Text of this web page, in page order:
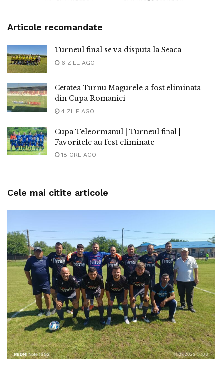
Articole recomandate
Turneul final se va disputa la Seaca
6 ZILE AGO
Cetatea Turnu Magurele a fost eliminata
din Cupa Romaniei
4 ZILE AGO
Cupa Teleormanul | Turneul final |
Favoritele au fost eliminate
18 ORE AGO
Cele mai citite articole